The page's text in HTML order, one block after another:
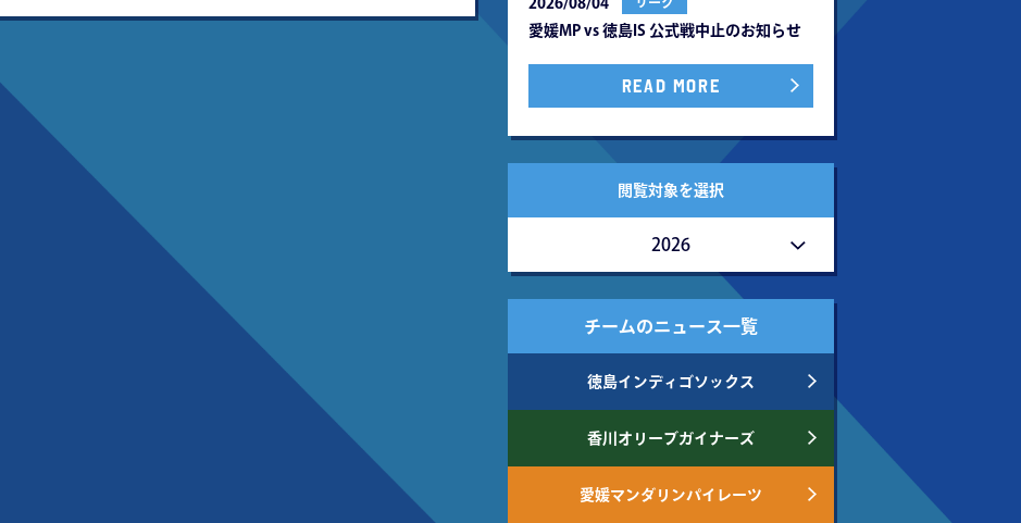
2026/08/04
愛媛MP vs 徳島IS 公式戦中⽌のお知らせ
READ MORE
閲覧対象を選択
2026
チームのニュース一覧
徳島インディゴソックス
香川オリーブガイナーズ
愛媛マンダリンパイレーツ